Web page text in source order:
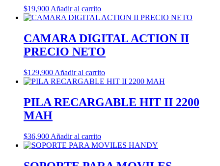
$19,900 Añadir al carrito
CAMARA DIGITAL ACTION II
PRECIO NETO
$129,900 Añadir al carrito
PILA RECARGABLE HIT II 2200
MAH
$36,900 Añadir al carrito